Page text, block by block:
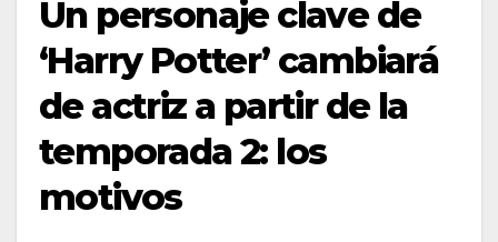
Un personaje clave de
‘Harry Potter’ cambiará
de actriz a partir de la
temporada 2: los
motivos